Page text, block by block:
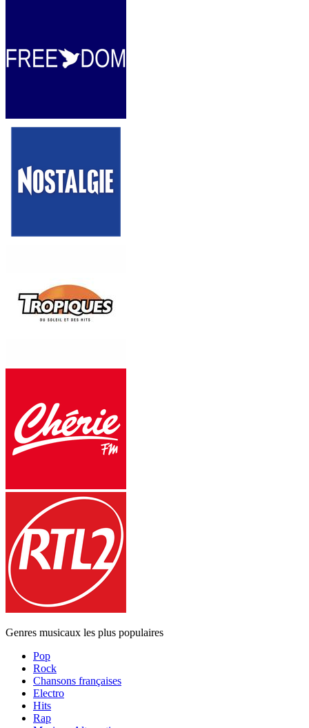
Genres musicaux les plus populaires
Pop
Rock
Chansons françaises
Electro
Hits
Rap